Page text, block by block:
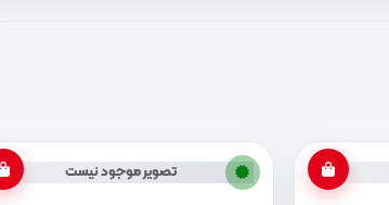
تصویر موجود نیست